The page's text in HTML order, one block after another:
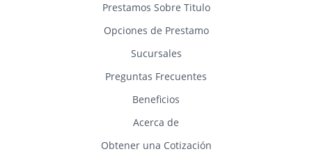
Prestamos Sobre Titulo
Opciones de Prestamo
Sucursales
Preguntas Frecuentes
Beneficios
Acerca de
Obtener una Cotización